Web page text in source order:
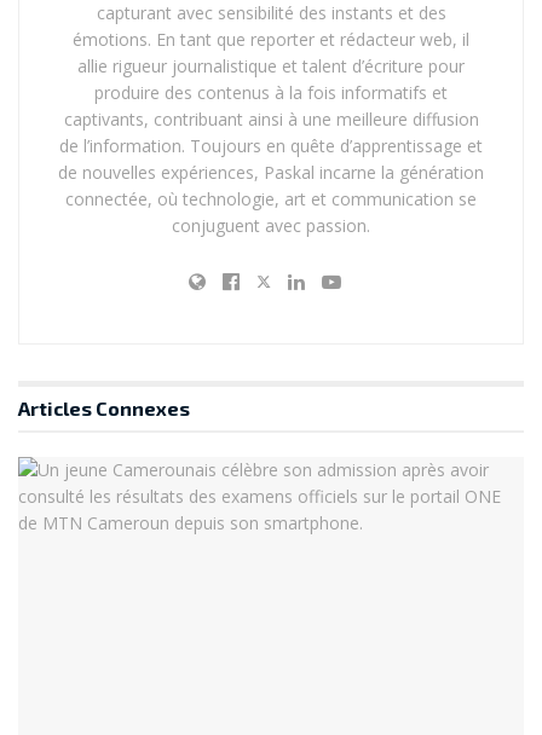
capturant avec sensibilité des instants et des
émotions. En tant que reporter et rédacteur web, il
allie rigueur journalistique et talent d’écriture pour
produire des contenus à la fois informatifs et
captivants, contribuant ainsi à une meilleure diffusion
de l’information. Toujours en quête d’apprentissage et
de nouvelles expériences, Paskal incarne la génération
connectée, où technologie, art et communication se
conjuguent avec passion.
Articles Connexes